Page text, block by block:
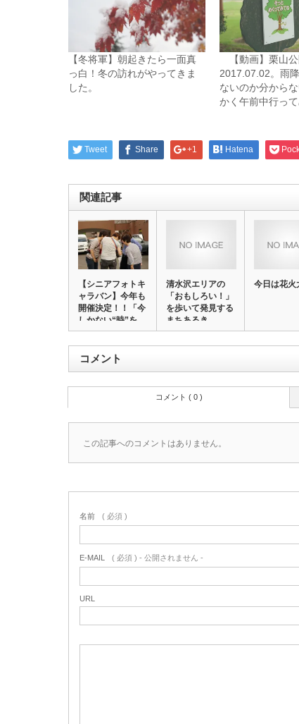
【冬将軍】朝起きたら一面真
っ白！冬の訪れがやってきま
した。
【動画】栗山公
2017.07.02。雨
ないのか分から
かく午前中行って
Tweet Share +1 Hatena
関連記事
【シニアフォトキ
ャラバン】今年も
開催決定！！「今
しかない“時”を…
清水沢エリアの
「おもしろい！」
を歩いて発見する
まちあるき。
今日は花火
コメント
コメント ( 0 )
この記事へのコメントはありません。
名前 ( 必須 )
E-MAIL ( 必須 ) - 公開されません -
URL